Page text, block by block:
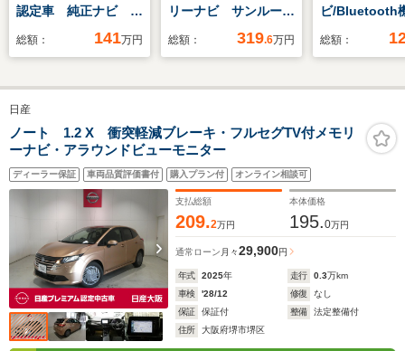
認定車 純正ナビ リ
アカメラ シートヒー
総額： 141万円
リーナビ サンルー
フ 本革パワーシー
ヘッド 純正18イン
ETC
総額： 319.6万円
ビ/Bluetooth
ックカメラ/
総額：
日産
ノート 1.2 X 衝突軽減ブレーキ・フルセグTV付メモリ
ーナビ・アラウンドビューモニター
ディーラー保証 車両品質評価書付 購入プラン付 オンライン相談可
支払総額
209.2万円
本体価格
195.0万円
通常ローン 月々29,900円
年式 2025年 走行 0.3万km
車検
'28/12 修復
なし
保証
保証付 整備
法定整備付
住所
大阪府堺市堺区